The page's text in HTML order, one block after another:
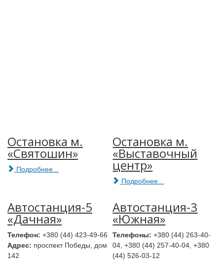
Остановка м.
«Святошин»
Подробнее...
Остановка м.
«Выставочный
центр»
Подробнее...
Автостанция-5
«Дачная»
Телефон: +380 (44) 423-49-66
Адрес: проспект Победы, дом
142
Автостанция-3
«Южная»
Телефоны: +380 (44) 263-40-
04, +380 (44) 257-40-04, +380
(44) 526-03-12